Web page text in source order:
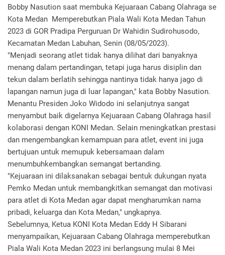
Bobby Nasution saat membuka Kejuaraan Cabang Olahraga se
Kota Medan Memperebutkan Piala Wali Kota Medan Tahun
2023 di GOR Pradipa Perguruan Dr Wahidin Sudirohusodo,
Kecamatan Medan Labuhan, Senin (08/05/2023).
"Menjadi seorang atlet tidak hanya dilihat dari banyaknya
menang dalam pertandingan, tetapi juga harus disiplin dan
tekun dalam berlatih sehingga nantinya tidak hanya jago di
lapangan namun juga di luar lapangan," kata Bobby Nasution.
Menantu Presiden Joko Widodo ini selanjutnya sangat
menyambut baik digelarnya Kejuaraan Cabang Olahraga hasil
kolaborasi dengan KONI Medan. Selain meningkatkan prestasi
dan mengembangkan kemampuan para atlet, event ini juga
bertujuan untuk memupuk kebersamaan dalam
menumbuhkembangkan semangat bertanding.
"Kejuaraan ini dilaksanakan sebagai bentuk dukungan nyata
Pemko Medan untuk membangkitkan semangat dan motivasi
para atlet di Kota Medan agar dapat mengharumkan nama
pribadi, keluarga dan Kota Medan," ungkapnya.
Sebelumnya, Ketua KONI Kota Medan Eddy H Sibarani
menyampaikan, Kejuaraan Cabang Olahraga memperebutkan
Piala Wali Kota Medan 2023 ini berlangsung mulai 8 Mei